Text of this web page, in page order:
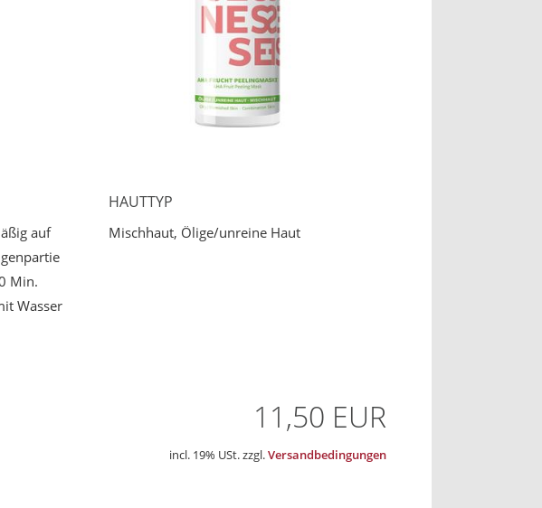
auf
Min.
Wasser
HAUTTYP
Mischhaut, Ölige/unreine Haut
11,50 EUR
incl. 19% USt. zzgl.Versandbedingungen